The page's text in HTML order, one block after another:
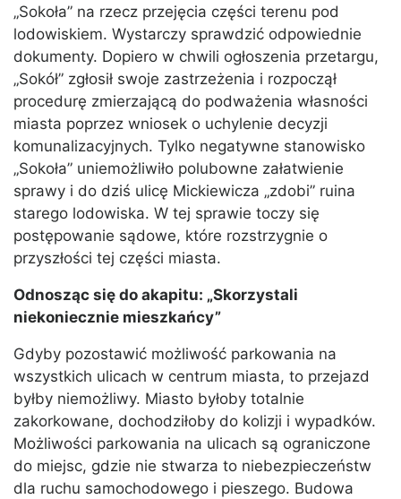
„Sokoła” na rzecz przejęcia części terenu pod
lodowiskiem. Wystarczy sprawdzić odpowiednie
dokumenty. Dopiero w chwili ogłoszenia przetargu,
„Sokół” zgłosił swoje zastrzeżenia i rozpoczął
procedurę zmierzającą do podważenia własności
miasta poprzez wniosek o uchylenie decyzji
komunalizacyjnych. Tylko negatywne stanowisko
„Sokoła” uniemożliwiło polubowne załatwienie
sprawy i do dziś ulicę Mickiewicza „zdobi” ruina
starego lodowiska. W tej sprawie toczy się
postępowanie sądowe, które rozstrzygnie o
przyszłości tej części miasta.
Odnosząc się do akapitu: „Skorzystali
niekoniecznie mieszkańcy”
Gdyby pozostawić możliwość parkowania na
wszystkich ulicach w centrum miasta, to przejazd
byłby niemożliwy. Miasto byłoby totalnie
zakorkowane, dochodziłoby do kolizji i wypadków.
Możliwości parkowania na ulicach są ograniczone
do miejsc, gdzie nie stwarza to niebezpieczeństw
dla ruchu samochodowego i pieszego. Budowa